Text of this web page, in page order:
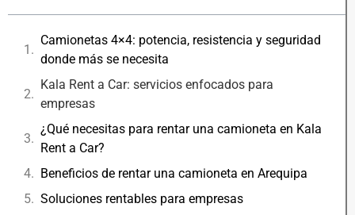
Camionetas 4×4: potencia, resistencia y seguridad
donde más se necesita
Kala Rent a Car: servicios enfocados para
empresas
¿Qué necesitas para rentar una camioneta en Kala
Rent a Car?
Beneficios de rentar una camioneta en Arequipa
Soluciones rentables para empresas